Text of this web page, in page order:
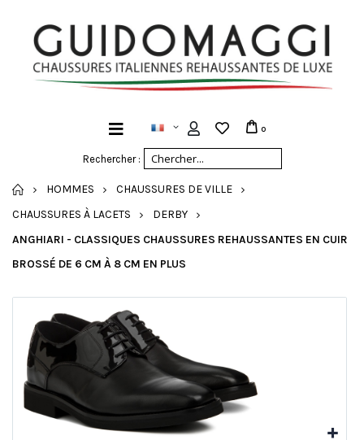
Rechercher :
0
ACCUEIL
HOMMES
CHAUSSURES DE VILLE
CHAUSSURES À LACETS
DERBY
ANGHIARI - CLASSIQUES CHAUSSURES REHAUSSANTES EN CUIR
BROSSÉ DE 6 CM À 8 CM EN PLUS